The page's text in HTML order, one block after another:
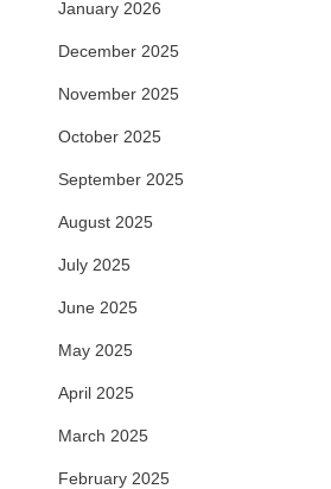
January 2026
December 2025
November 2025
October 2025
September 2025
August 2025
July 2025
June 2025
May 2025
April 2025
March 2025
February 2025